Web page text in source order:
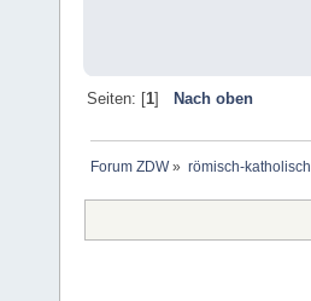
Seiten: [1] Nach oben
Forum ZDW» römisch-katholisch